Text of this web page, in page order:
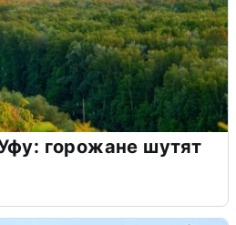
горожане шутят